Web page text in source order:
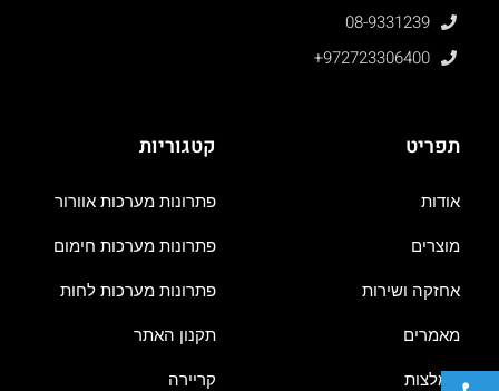
08-9331239
+972723306400
תפריט
אודות
מוצרים
אחזקה ושירות
מאמרים
המלצות
קטגוריות
פתרונות מערכות אוורור
פתרונות מערכות חימום
פתרונות מערכות לחות
תקנון האתר
קריירה פתח סרגל נגישות